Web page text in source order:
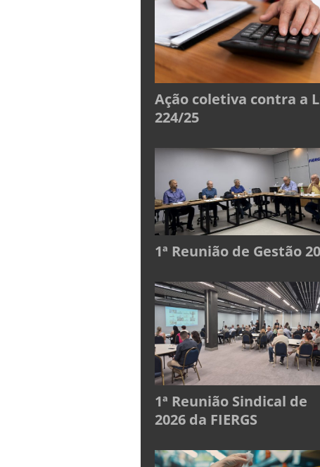
Ação coletiva contra a
224/25
1ª Reunião de Gestão
1ª Reunião Sindical de
2026 da FIERGS